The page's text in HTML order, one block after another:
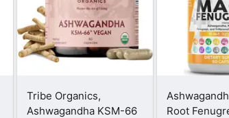
Tribe Organics,
Ashwagandha KSM-66
Root